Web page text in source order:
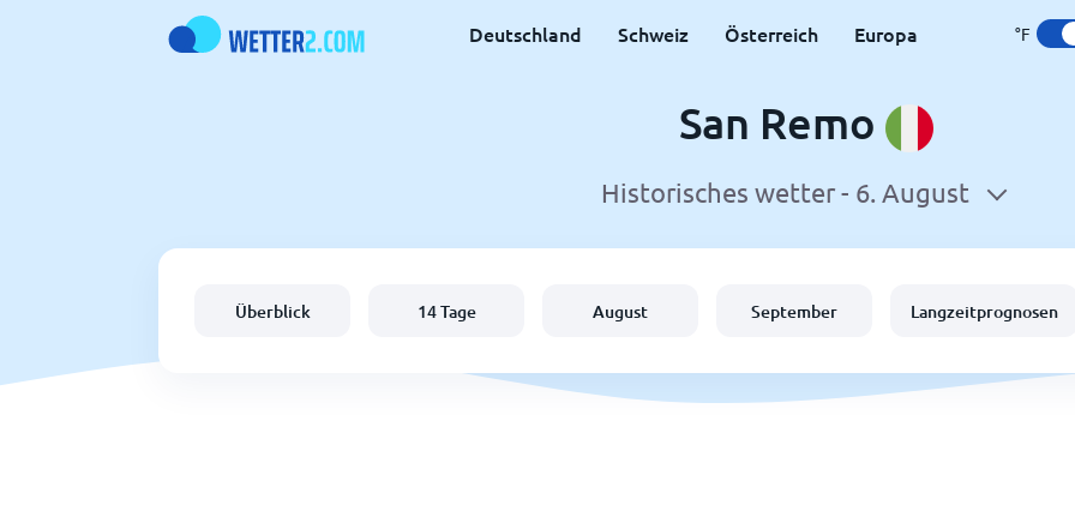
Deutschland Schweiz Österreich Europa °F
San Remo
Historisches wetter - 6. August
Überblick 14 Tage August September Langzeitprognosen